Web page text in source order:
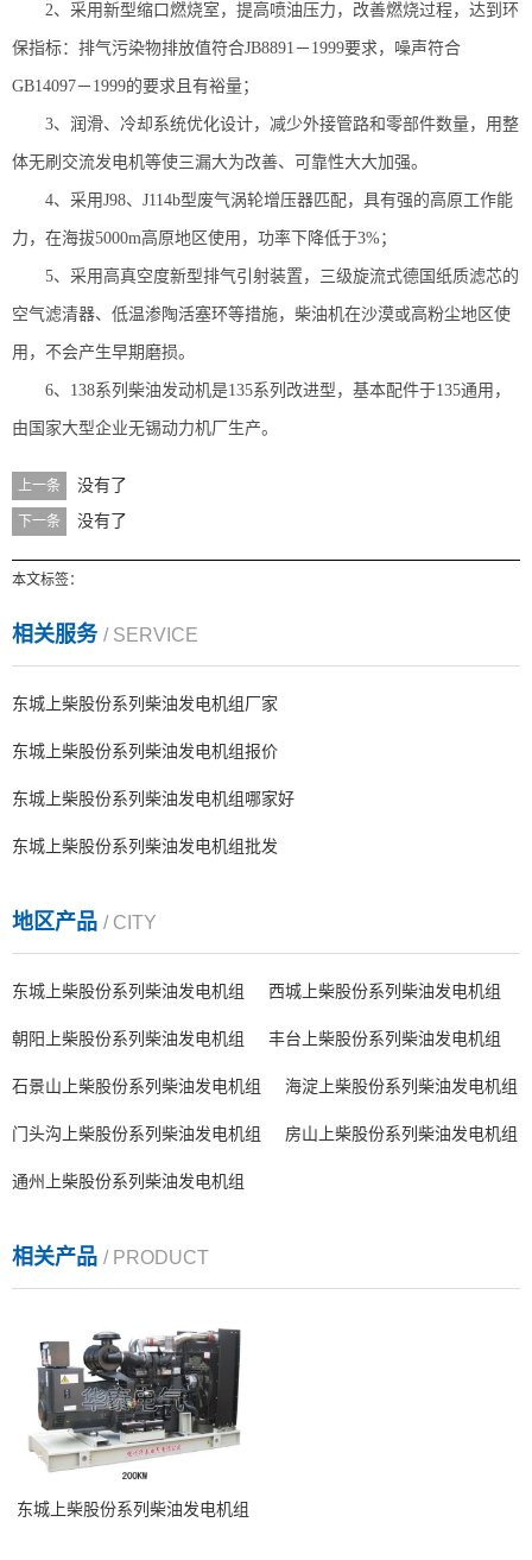
2、采用新型缩口燃烧室，提高喷油压力，改善燃烧过程，达到环
保指标：排气污染物排放值符合JB8891－1999要求，噪声符合
GB14097－1999的要求且有裕量；
3、润滑、冷却系统优化设计，减少外接管路和零部件数量，用整
体无刷交流发电机等使三漏大为改善、可靠性大大加强。
4、采用J98、J114b型废气涡轮增压器匹配，具有强的高原工作能
力，在海拔5000m高原地区使用，功率下降低于3%；
5、采用高真空度新型排气引射装置，三级旋流式德国纸质滤芯的
空气滤清器、低温渗陶活塞环等措施，柴油机在沙漠或高粉尘地区使
用，不会产生早期磨损。
6、138系列柴油发动机是135系列改进型，基本配件于135通用，
由国家大型企业无锡动力机厂生产。
上一条 没有了
下一条 没有了
本文标签：
相关服务 / SERVICE
东城上柴股份系列柴油发电机组厂家
东城上柴股份系列柴油发电机组报价
东城上柴股份系列柴油发电机组哪家好
东城上柴股份系列柴油发电机组批发
地区产品 / CITY
东城上柴股份系列柴油发电机组 西城上柴股份系列柴油发电机组
朝阳上柴股份系列柴油发电机组 丰台上柴股份系列柴油发电机组
石景山上柴股份系列柴油发电机组 海淀上柴股份系列柴油发电机组
门头沟上柴股份系列柴油发电机组 房山上柴股份系列柴油发电机组
通州上柴股份系列柴油发电机组
相关产品 / PRODUCT
东城上柴股份系列柴油发电机组